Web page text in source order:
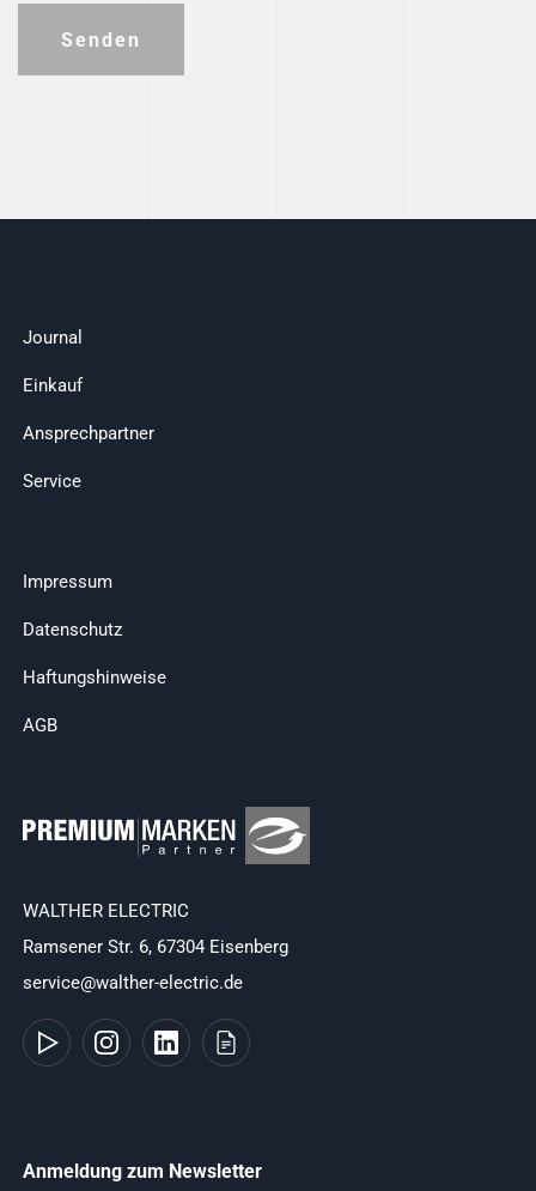
Senden
Journal
Einkauf
Ansprechpartner
Service
Impressum
Datenschutz
Haftungshinweise
AGB
WALTHER ELECTRIC
Ramsener Str. 6, 67304 Eisenberg
service@walther-electric.de
Anmeldung zum Newsletter